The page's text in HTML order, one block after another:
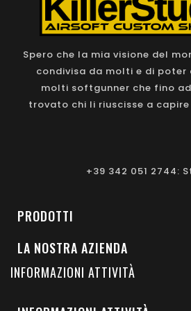
Spero che la mia visione del
condivisa da molti e di poter
molti softgunner che fino
trovato chi li riuscisse a
+39 342 051 2744:
PRODOTTI
LA NOSTRA AZIENDA
INFORMAZIONI ATTIVITÀ